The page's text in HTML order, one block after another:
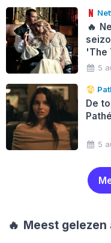
🔥
'The
5
De
5
🔥 Meest gelezen